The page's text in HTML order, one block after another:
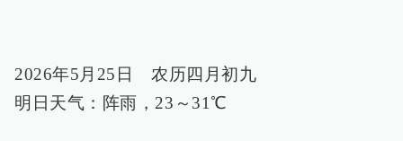
2026年5月25日 农历四月初九
明日天气：阵雨，23～31℃